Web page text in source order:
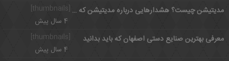
مدیتیشن چیست؟ هشدارهایی درباره مدیتیشن که باید بدانید
4 سال پیش
معرفی بهترین صنایع دستی اصفهان که باید بدانید
4 سال پیش